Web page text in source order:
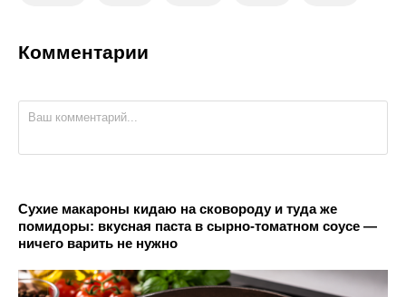
Комментарии
Сухие макароны кидаю на сковороду и туда же
помидоры: вкусная паста в сырно-томатном соусе —
ничего варить не нужно